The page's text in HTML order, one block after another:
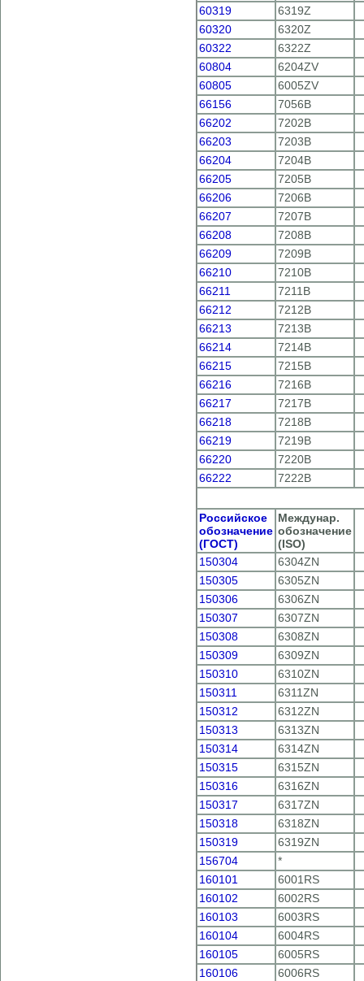
60319
6319Z
60320
6320Z
60322
6322Z
60804
6204ZV
60805
6005ZV
66156
7056В
66202
7202B
66203
7203В
66204
7204В
66205
7205В
66206
7206В
66207
7207В
66208
7208В
66209
7209В
66210
7210В
66211
7211В
66212
7212В
66213
7213В
66214
7214В
66215
7215В
66216
7216В
66217
7217В
66218
7218В
66219
7219В
66220
7220В
66222
7222В
Российское
обозначение
(ГОСТ)
Междунар.
обозначение
(ISO)
150304
6304ZN
150305
6305ZN
150306
6306ZN
150307
6307ZN
150308
6308ZN
150309
6309ZN
150310
6310ZN
150311
6311ZN
150312
6312ZN
150313
6313ZN
150314
6314ZN
150315
6315ZN
150316
6316ZN
150317
6317ZN
150318
6318ZN
150319
6319ZN
156704
*
160101
6001RS
160102
6002RS
160103
6003RS
160104
6004RS
160105
6005RS
160106
6006RS